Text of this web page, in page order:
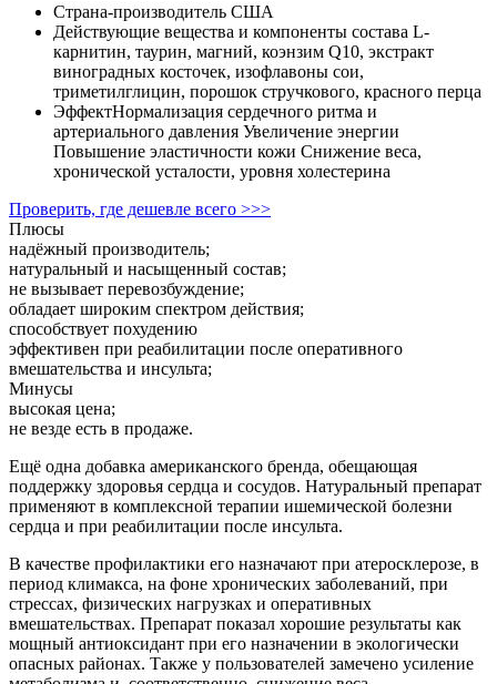
Страна-производитель США
Действующие вещества и компоненты состава L-
карнитин, таурин, магний, коэнзим Q10, экстракт
виноградных косточек, изофлавоны сои,
триметилглицин, порошок стручкового, красного перца
ЭффектНормализация сердечного ритма и
артериального давления Увеличение энергии
Повышение эластичности кожи Снижение веса,
хронической усталости, уровня холестерина
Проверить, где дешевле всего >>>
Плюсы
надёжный производитель;
натуральный и насыщенный состав;
не вызывает перевозбуждение;
обладает широким спектром действия;
способствует похудению
эффективен при реабилитации после оперативного
вмешательства и инсульта;
Минусы
высокая цена;
не везде есть в продаже.
Ещё одна добавка американского бренда, обещающая
поддержку здоровья сердца и сосудов. Натуральный препарат
применяют в комплексной терапии ишемической болезни
сердца и при реабилитации после инсульта.
В качестве профилактики его назначают при атеросклерозе, в
период климакса, на фоне хронических заболеваний, при
стрессах, физических нагрузках и оперативных
вмешательствах. Препарат показал хорошие результаты как
мощный антиоксидант при его назначении в экологически
опасных районах. Также у пользователей замечено усиление